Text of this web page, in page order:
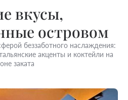
вкусы,
островом
беззаботного наслаждения:
акценты и коктейли на
заката